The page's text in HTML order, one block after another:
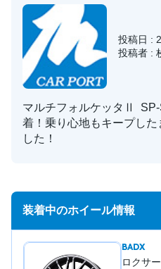
投稿日 :
投稿者 :
マルチフォルケッタⅡ
着！乗り心地もキープし
した！
装着中のホイール情報
BADX
ロクサ